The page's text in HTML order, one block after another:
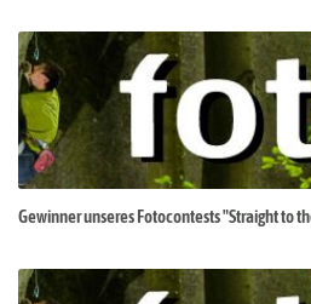
Gewinner unseres Fotocontests "Straight to